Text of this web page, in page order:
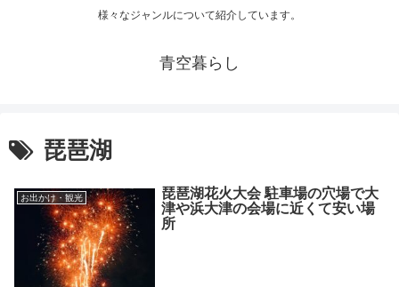
様々なジャンルについて紹介しています。
青空暮らし
琵琶湖
お出かけ・観光
琵琶湖花火大会 駐車場の穴場で大
津や浜大津の会場に近くて安い場
所